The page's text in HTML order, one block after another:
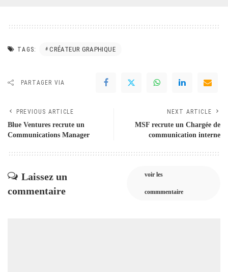
TAGS: CRÉATEUR GRAPHIQUE
PARTAGER VIA
PREVIOUS ARTICLE
Blue Ventures recrute un
Communications Manager
NEXT ARTICLE
MSF recrute un Chargée de
communication interne
Laissez un
commentaire
voir les
commmentaire